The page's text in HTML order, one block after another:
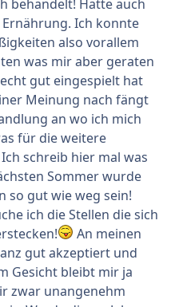
behandelt! Hatte auch
Ich konnte
also vorallem
was mir aber geraten
gut eingespielt hat
Meinung nach fängt
an wo ich mich
für die weitere
schreib hier mal was
Sommer wurde
so gut wie weg sein!
ich die Stellen die sich
An meinen
gut akzeptiert und
Gesicht bleibt mir ja
zwar unangenehm